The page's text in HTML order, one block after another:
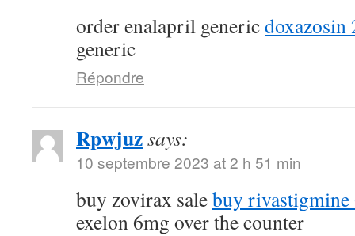
order enalapril genericdoxazosin
generic
Répondre
Rpwjuzsays:
10 septembre 2023 at 2 h 51 min
buy zovirax salebuy rivastigmine
exelon 6mg over the counter